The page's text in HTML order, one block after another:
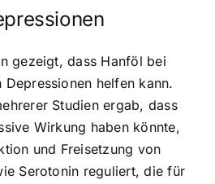
gezeigt, dass Hanföl bei
helfen kann.
Studien ergab, dass
Wirkung haben könnte,
und Freisetzung von
Serotonin reguliert, die für